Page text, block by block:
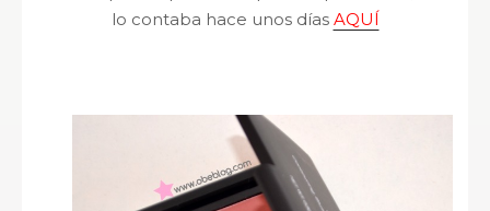
lo contaba hace unos días AQUÍ